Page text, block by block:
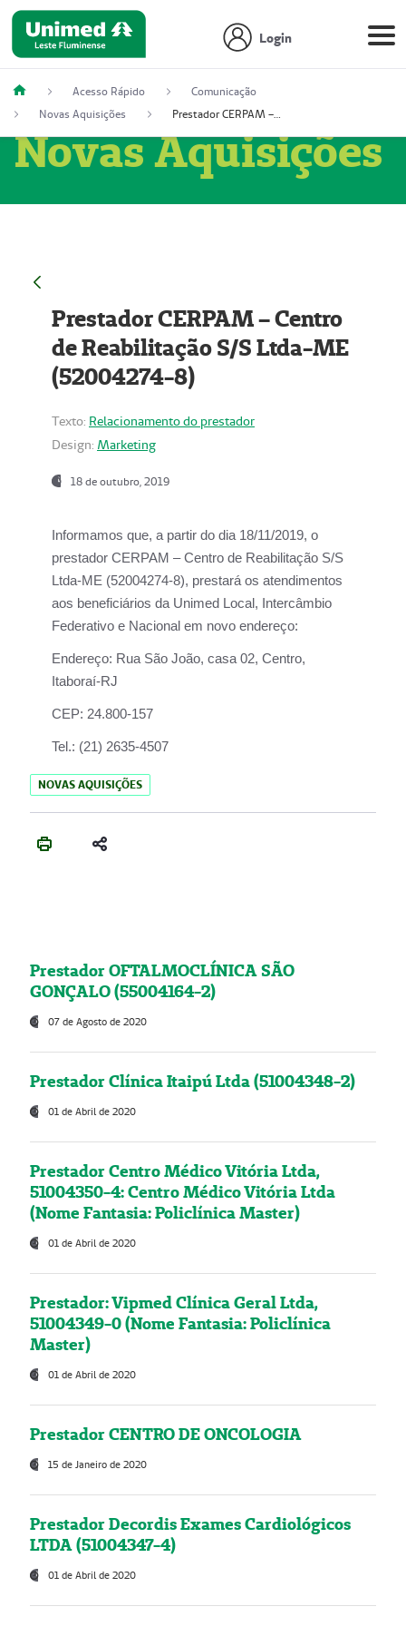
Login
Acesso Rápido
Comunicação
Novas Aquisições
Prestador CERPAM – Centro de Reabilitação S/S Ltda-ME (52004274-8)
Novas Aquisições
Prestador CERPAM – Centro
de Reabilitação S/S Ltda-ME
(52004274-8)
Texto: Relacionamento do prestador
Design: Marketing
18 de outubro, 2019
Informamos que, a partir do dia 18/11/2019, o
prestador CERPAM – Centro de Reabilitação S/S
Ltda-ME (52004274-8), prestará os atendimentos
aos beneficiários da Unimed Local, Intercâmbio
Federativo e Nacional em novo endereço:
Endereço: Rua São João, casa 02, Centro,
Itaboraí-RJ
CEP: 24.800-157
Tel.: (21) 2635-4507
NOVAS AQUISIÇÕES
Prestador OFTALMOCLÍNICA SÃO
GONÇALO (55004164-2)
07 de Agosto de 2020
Prestador Clínica Itaipú Ltda (51004348-2)
01 de Abril de 2020
Prestador Centro Médico Vitória Ltda,
51004350-4: Centro Médico Vitória Ltda
(Nome Fantasia: Policlínica Master)
01 de Abril de 2020
Prestador: Vipmed Clínica Geral Ltda,
51004349-0 (Nome Fantasia: Policlínica
Master)
01 de Abril de 2020
Prestador CENTRO DE ONCOLOGIA
15 de Janeiro de 2020
Prestador Decordis Exames Cardiológicos
LTDA (51004347-4)
01 de Abril de 2020